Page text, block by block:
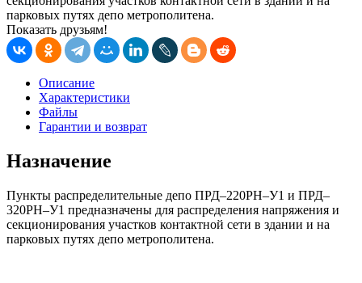
парковых путях депо метрополитена.
Показать друзьям!
Описание
Характеристики
Файлы
Гарантии и возврат
Назначение
Пункты распределительные депо ПРД–220РН–У1 и ПРД–
320РН–У1 предназначены для распределения напряжения и
секционирования участков контактной сети в здании и на
парковых путях депо метрополитена.